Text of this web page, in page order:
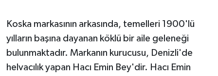
Koska markasının arkasında, temelleri 1900'lü
yılların başına dayanan köklü bir aile geleneği
bulunmaktadır. Markanın kurucusu, Denizli'de
helvacılık yapan Hacı Emin Bey'dir. Hacı Emin